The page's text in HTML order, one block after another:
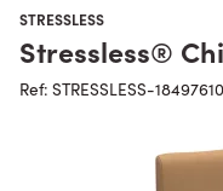
STRESSLESS
Stressless®
Ref: STRESSLESS-